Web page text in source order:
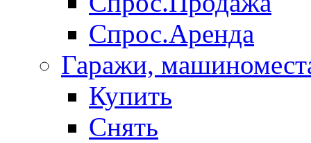
Спрос.Аренда
Гаражи,
Купить
Снять